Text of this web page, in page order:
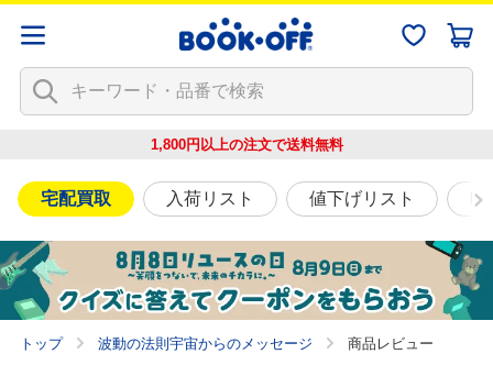
1,800円以上の注文で送料無料
宅配買取 入荷リスト 値下げリスト
トップ 波動の法則宇宙からのメッセージ 商品レビュー